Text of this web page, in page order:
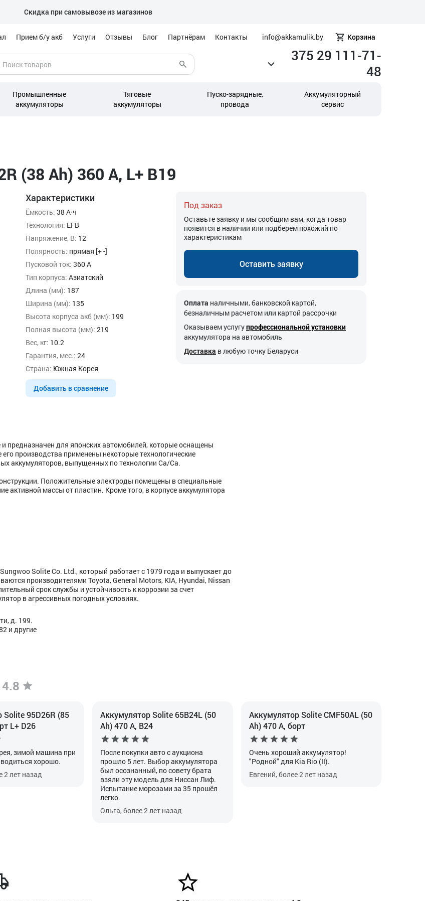
Скидка при самовывозе из магазинов
Прием б/у акб Услуги Отзывы Блог Партнёрам Контакты info@akkamulik.by Корзина
375 29 111-71-
48
Промышленные
аккумуляторы
Тяговые
аккумуляторы
Пуско-зарядные,
провода
Аккумуляторный
сервис
(38 Ah) 360 А, L+ B19
Характеристики
Ёмкость: 38 А·ч
Технология: EFB
Напряжение, В: 12
Полярность: прямая [+ -]
Пусковой ток: 360 А
Тип корпуса: Азиатский
Длина (мм): 187
Ширина (мм): 135
Высота корпуса акб (мм): 199
Полная высота (мм): 219
Вес, кг: 10.2
Гарантия, мес.: 24
Страна: Южная Корея
Добавить в сравнение
Под заказ
Оставьте заявку и мы сообщим вам, когда товар
появится в наличии или подберем похожий по
характеристикам
Оставить заявку
Оплата наличными, банковской картой,
безналичным расчетом или картой рассрочки
Оказываем услугупрофессиональной установки
аккумулятора на автомобиль
Доставка в любую точку Беларуси
предназначен для японских автомобилей, которые оснащены
производства применены некоторые технологические
аккумуляторов, выпущенных по технологии Ca/Ca.
Положительные электроды помещены в специальные
активной массы от пластин. Кроме того, в корпусе аккумулятора
Solite Co. Ltd., который работает с 1979 года и выпускает до
производителями Toyota, General Motors, KIA, Hyundai, Nissan
срок службы и устойчивость к коррозии за счет
в агрессивных погодных условиях.
д. 199.
и другие
Solite 95D26R (85
L+ D26
зимой машина при
хорошо.
2 лет назад
Аккумулятор Solite 65B24L (50
Ah) 470 А, B24
После покупки авто с аукциона
прошло 5 лет. Выбор аккумулятора
был осознанный, по совету брата
взяли эту модель для Ниссан Лиф.
Испытание морозами за 35 прошёл
легко.
Ольга, более 2 лет назад
Аккумулятор Solite CMF50AL (50
Ah) 470 А, борт
Очень хороший аккумулятор!
"Родной" для Kia Rio (II).
Евгений, более 2 лет назад